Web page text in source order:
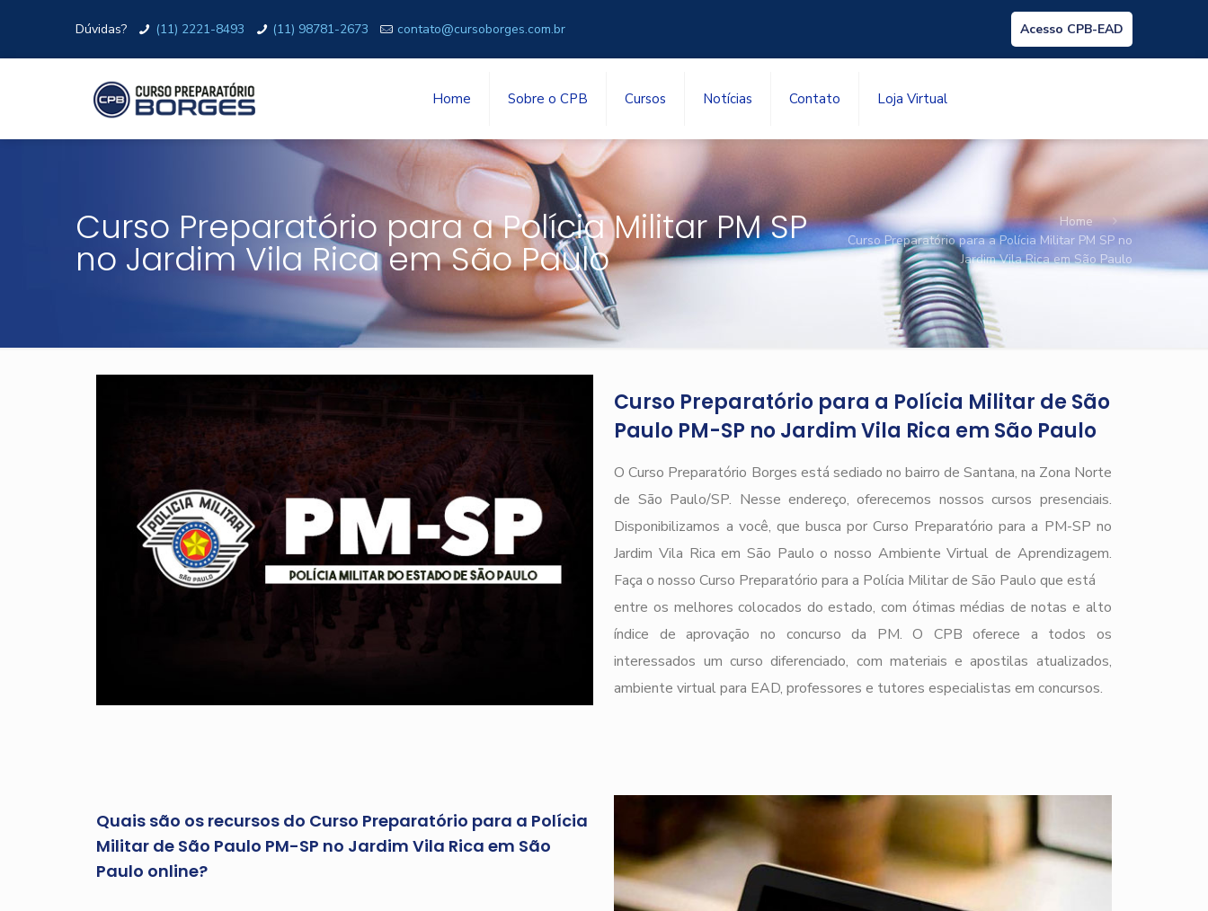
Dúvidas? (11) 2221-8493 (11) 98781-2673 contato@cursoborges.com.br Acesso CPB-EAD
Home Sobre o CPB Cursos Notícias Contato Loja Virtual
Curso Preparatório para a Polícia Militar PM SP
no Jardim Vila Rica em São Paulo
Home
Curso Preparatório para a Polícia Militar PM SP no
Jardim Vila Rica em São Paulo
Curso Preparatório para a Polícia Militar de São
Paulo PM-SP no Jardim Vila Rica em São Paulo
O Curso Preparatório Borges está sediado no bairro de Santana, na Zona Norte
de São Paulo/SP. Nesse endereço, oferecemos nossos cursos presenciais.
Disponibilizamos a você, que busca por Curso Preparatório para a PM-SP no
Jardim Vila Rica em São Paulo o nosso Ambiente Virtual de Aprendizagem.
Faça o nosso Curso Preparatório para a Polícia Militar de São Paulo que está
entre os melhores colocados do estado, com ótimas médias de notas e alto
índice de aprovação no concurso da PM. O CPB oferece a todos os
interessados um curso diferenciado, com materiais e apostilas atualizados,
ambiente virtual para EAD, professores e tutores especialistas em concursos.
Quais são os recursos do Curso Preparatório para a Polícia
Militar de São Paulo PM-SP no Jardim Vila Rica em São
Paulo online?